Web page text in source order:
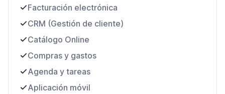
Facturación electrónica
CRM (Gestión de cliente)
Catálogo Online
Compras y gastos
Agenda y tareas
Aplicación móvil